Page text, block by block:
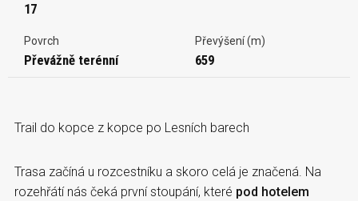
17
Povrch
Převážně terénní
Převýšení (m)
659
Trail do kopce z kopce po Lesních barech
Trasa začíná u rozcestníku a skoro celá je značená. Na
rozehřátí nás čeká první stoupání, které pod hotelem